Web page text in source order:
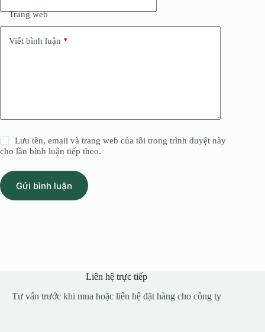
Trang web
Viết bình luận *
Lưu tên, email và trang web của tôi trong trình duyệt này
cho lần bình luận tiếp theo.
Gửi bình luận
Liên hệ trực tiếp
Tư vấn trước khi mua hoặc liên hệ đặt hàng cho công ty